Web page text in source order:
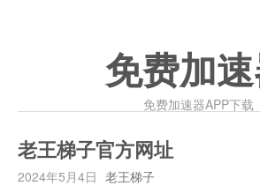
免费加
免费加速器APP下载
老王梯子官方网址
2024年5月4日 老王梯子